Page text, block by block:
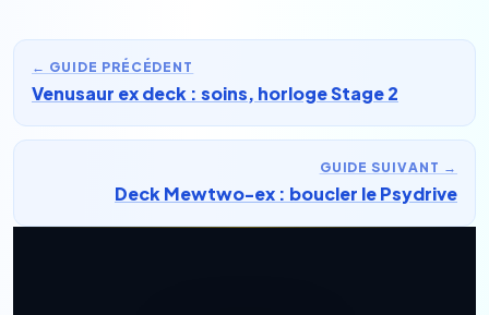
← GUIDE PRÉCÉDENT
Venusaur ex deck : soins, horloge Stage 2
GUIDE SUIVANT →
Deck Mewtwo-ex : boucler le Psydrive